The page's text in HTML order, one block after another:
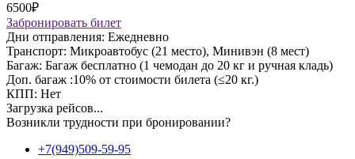
6500₽
Забронировать билет
Дни отправления: Ежедневно
Транспорт: Микроавтобус (21 место), Минивэн (8 мест)
Багаж: Багаж бесплатно (1 чемодан до 20 кг и ручная кладь)
Доп. багаж :10% от стоимости билета (≤20 кг.)
КПП: Нет
Загрузка рейсов...
Возникли трудности при бронировании?
+7(949)509-59-95